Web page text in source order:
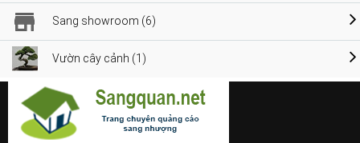
Sang showroom (6)
Vườn cây cảnh (1)